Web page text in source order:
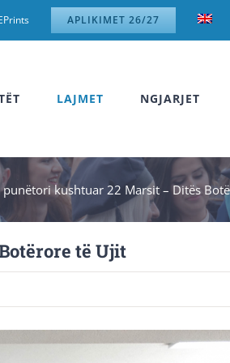
APLIKIMET 26/27
LAJMET NGJARJET
punëtori kushtuar 22 Marsit – Ditës
të Ujit